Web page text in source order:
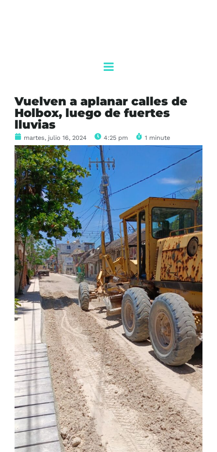
Vuelven a aplanar calles de
Holbox, luego de fuertes
lluvias
martes, julio 16, 2024 4:25 pm 1 minute